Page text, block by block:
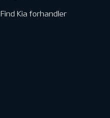
Find Kia forhandler